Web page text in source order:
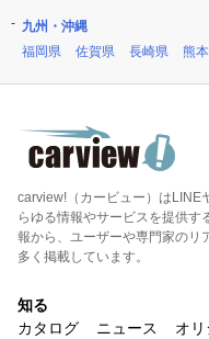
九州・沖縄
福岡県
佐賀県 長崎県 熊
carview!（カービュー）はLINE
らゆる情報やサービスを提供
報から、ユーザーや専門家のリ
多く掲載しています。
知る
カタログ
ニュース オ